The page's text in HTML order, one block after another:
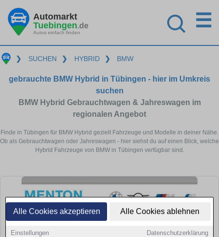
Alle Cookies akzeptieren Alle Cookies ablehnen
Einstellungen Datenschutzerklärung
Automarkt
Tuebingen.de
Autos einfach finden
☰
❯ SUCHEN ❯ HYBRID ❯ BMW
gebrauchte BMW Hybrid in Tübingen - hier im Umkreis
suchen
BMW Hybrid Gebrauchtwagen & Jahreswagen im
regionalen Angebot
Finde in Tübingen für BMW Hybrid gezielt Fahrzeuge und Modelle in deiner Nähe.
Ob als Gebrauchtwagen oder Jahreswagen - hier siehst du auf einen Blick, welche
Hybrid Fahrzeuge von BMW in Tübingen verfügbar sind.